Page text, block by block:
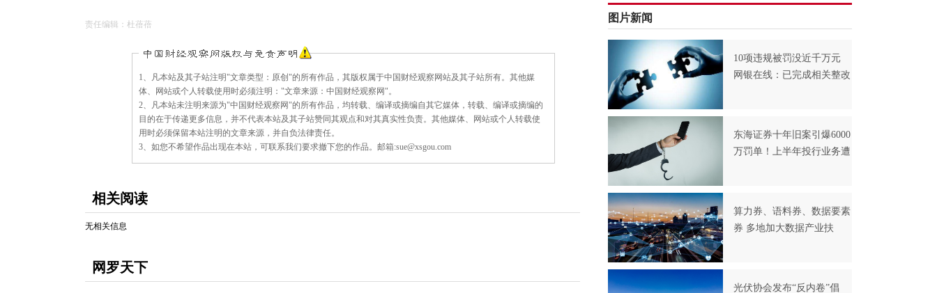
责任编辑：杜蓓蓓
版
权
与
免
责
声
明：
1、凡本站及其子站注明"文章类型：原创"的所有作品，其版权属于中国财经观察网站及其子站所有。其他媒
体、网站或个人转载使用时必须注明："文章来源：中国财经观察网"。
2、凡本站未注明来源为"中国财经观察网"的所有作品，均转载、编译或摘编自其它媒体，转载、编译或摘编的
目的在于传递更多信息，并不代表本站及其子站赞同其观点和对其真实性负责。其他媒体、网站或个人转载使
用时必须保留本站注明的文章来源，并自负法律责任。
3、如您不希望作品出现在本站，可联系我们要求撤下您的作品。邮箱:sue@xsgou.com
相关阅读
无相关信息
网罗天下